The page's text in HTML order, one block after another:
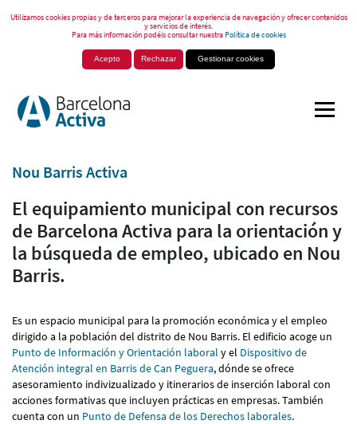
Utilizamos cookies propias y de terceros para mejorar la experiencia de navegación y ofrecer contenidos
y servicios de interés.
Para más información podéis consultar nuestraPolítica de cookies
Acepto Rechazar Gestionar cookies
Nou Barris Activa
El equipamiento municipal con recursos
de Barcelona Activa para la orientación y
la búsqueda de empleo, ubicado en Nou
Barris.
Es un espacio municipal para la promoción económica y el empleo
dirigido a la población del distrito de Nou Barris. El edificio acoge un
Punto de Información y Orientación laboral y el Dispositivo de
Atención integral en Barris de Can Peguera, dónde se ofrece
asesoramiento indivizualizado y itinerarios de inserción laboral con
acciones formativas que incluyen prácticas en empresas. También
cuenta con un Punto de Defensa de los Derechos laborales.